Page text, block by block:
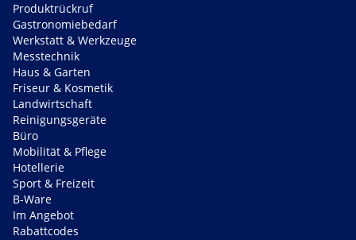
Produktrückruf
Gastronomiebedarf
Werkstatt & Werkzeuge
Messtechnik
Haus & Garten
Friseur & Kosmetik
Landwirtschaft
Reinigungsgeräte
Büro
Mobilität & Pflege
Hotellerie
Sport & Freizeit
B-Ware
Im Angebot
Rabattcodes